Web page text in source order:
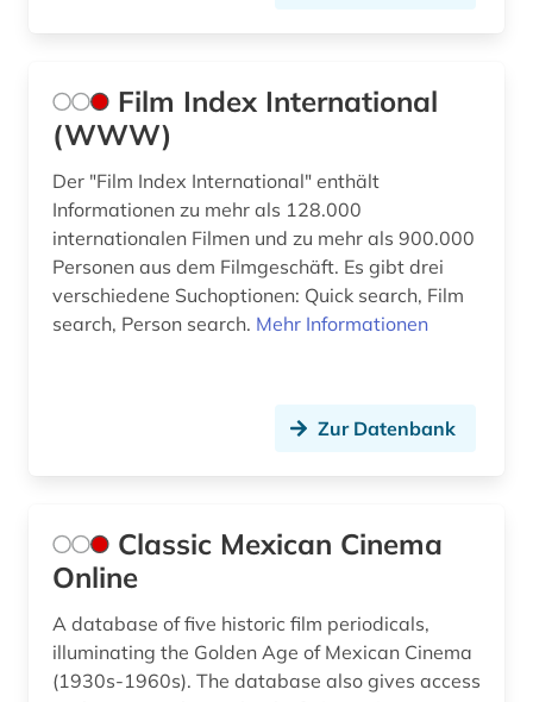
Film Index International
(WWW)
Der "Film Index International" enthält
Informationen zu mehr als 128.000
internationalen Filmen und zu mehr als 900.000
Personen aus dem Filmgeschäft. Es gibt drei
verschiedene Suchoptionen: Quick search, Film
search, Person search. Mehr Informationen
Zur Datenbank
Classic Mexican Cinema
Online
A database of five historic film periodicals,
illuminating the Golden Age of Mexican Cinema
(1930s-1960s). The database also gives access